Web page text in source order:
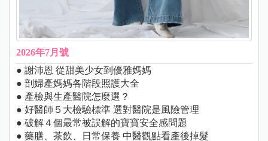
2026年7月號
● 謝沛恩 從甜美少女到優雅媽媽
● 剖婦產媽媽各階段照護大全
● 產檢與生產醫院怎麼選？
● 好醫師５大檢驗標準 選對醫院是風險管理
● 破解４個最常被誤解的寶寶安全感問題
● 藥膳、茶飲、日常保養 中醫觀點看產後掉髮